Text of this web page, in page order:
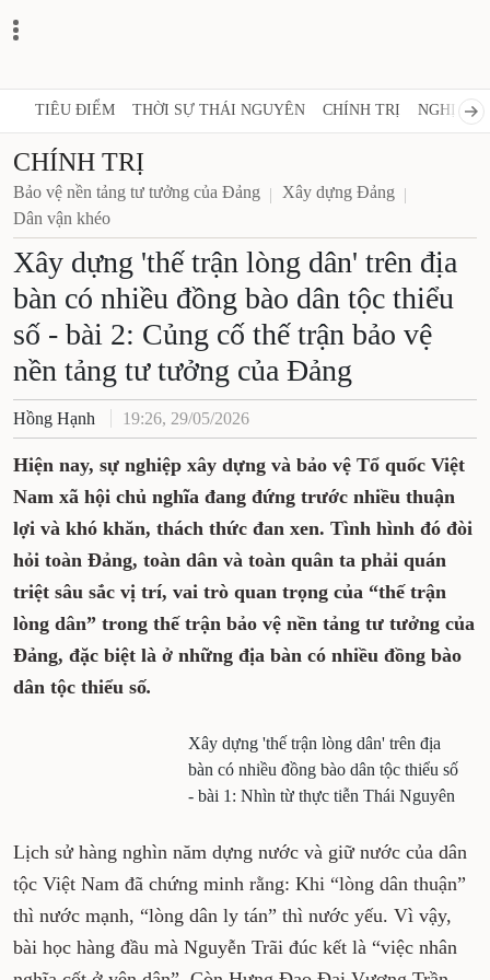
TIÊU ĐIỂM THỜI SỰ THÁI NGUYÊN CHÍNH TRỊ NGHỊ
CHÍNH TRỊ
Bảo vệ nền tảng tư tưởng của Đảng
Xây dựng Đảng
Dân vận khéo
Xây dựng 'thế trận lòng dân' trên địa
bàn có nhiều đồng bào dân tộc thiểu
số - bài 2: Củng cố thế trận bảo vệ
nền tảng tư tưởng của Đảng
Hồng Hạnh 19:26, 29/05/2026
Hiện nay, sự nghiệp xây dựng và bảo vệ Tổ quốc Việt
Nam xã hội chủ nghĩa đang đứng trước nhiều thuận
lợi và khó khăn, thách thức đan xen. Tình hình đó đòi
hỏi toàn Đảng, toàn dân và toàn quân ta phải quán
triệt sâu sắc vị trí, vai trò quan trọng của “thế trận
lòng dân” trong thế trận bảo vệ nền tảng tư tưởng của
Đảng, đặc biệt là ở những địa bàn có nhiều đồng bào
dân tộc thiểu số.
Xây dựng 'thế trận lòng dân' trên địa
bàn có nhiều đồng bào dân tộc thiểu số
- bài 1: Nhìn từ thực tiễn Thái Nguyên
Lịch sử hàng nghìn năm dựng nư­­ớc và giữ nước của dân
tộc Việt Nam đã chứng minh rằng: Khi “lòng dân thuận”
thì nước mạnh, “lòng dân ly tán” thì nước yếu. Vì vậy,
bài học hàng đầu mà Nguyễn Trãi đúc kết là “việc nhân